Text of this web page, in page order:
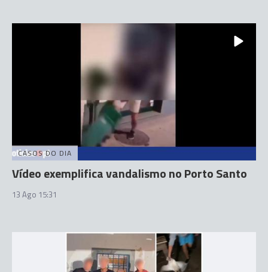
CASOS DO DIA
Vídeo exemplifica vandalismo no Porto Santo
13 Ago 15:31